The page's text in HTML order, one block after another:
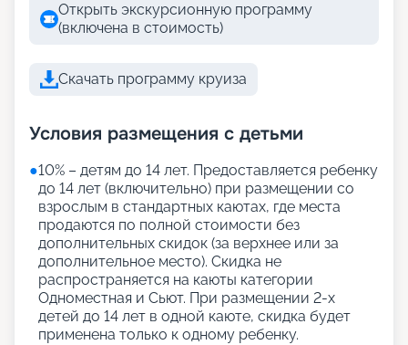
Открыть экскурсионную программу
(включена в стоимость)
Скачать программу круиза
Условия размещения с детьми
●10% – детям до 14 лет. Предоставляется ребенку
до 14 лет (включительно) при размещении со
взрослым в стандартных каютах, где места
продаются по полной стоимости без
дополнительных скидок (за верхнее или за
дополнительное место). Скидка не
распространяется на каюты категории
Одноместная и Сьют. При размещении 2-х
детей до 14 лет в одной каюте, скидка будет
применена только к одному ребенку.